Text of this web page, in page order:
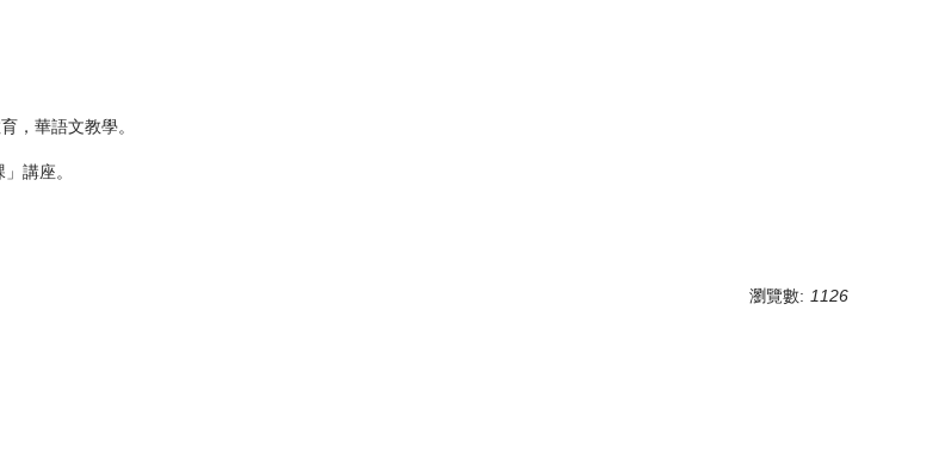
，華語文教學。
講座。
瀏覽數: 1126